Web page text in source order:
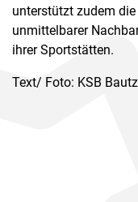
unterstützt zudem
unmittelbarer
ihrer Sportstätten.
Text/ Foto: KSB